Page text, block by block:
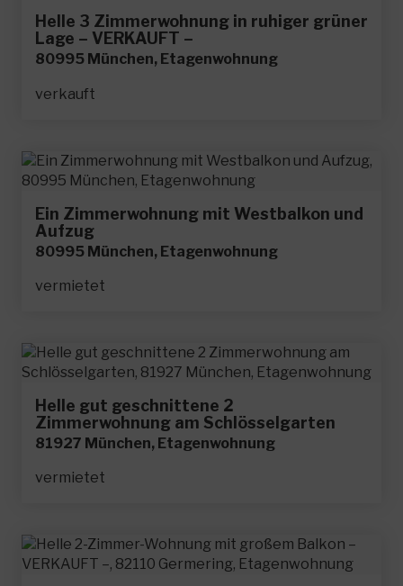
Helle 3 Zimmerwohnung in ruhiger grüner
Lage – VERKAUFT –
80995 München, Etagenwohnung
verkauft
Ein Zimmerwohnung mit Westbalkon und
Aufzug
80995 München, Etagenwohnung
vermietet
Helle gut geschnittene 2
Zimmerwohnung am Schlösselgarten
81927 München, Etagenwohnung
vermietet